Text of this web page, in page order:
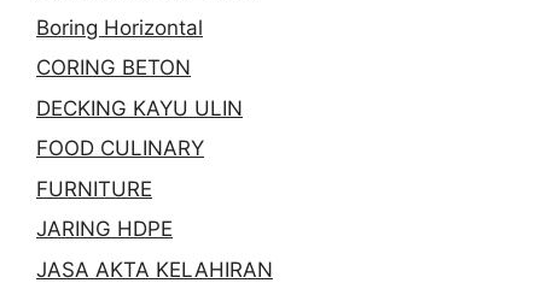
Boring Horizontal
CORING BETON
DECKING KAYU ULIN
FOOD CULINARY
FURNITURE
JARING HDPE
JASA AKTA KELAHIRAN